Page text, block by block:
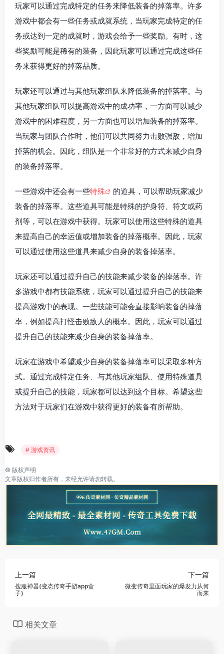
玩家可以通过完成特定的任务来降低装备的掉落率。许多
游戏中都会有一些任务或成就系统，当玩家完成特定的任
务或达到一定的成就时，游戏会给予一些奖励。有时，这
些奖励可能是稀有的装备，因此玩家可以通过完成这些任
务来获得更好的掉落品质。
玩家还可以通过与其他玩家组队来降低装备的掉落率。与
其他玩家组队可以提高游戏中的成功率，一方面可以减少
游戏中的困难程度，另一方面也可以增加装备的掉落率。
当玩家与团队合作时，他们可以共同努力击败强敌，增加
掉落的机会。因此，组队是一个非常好的方式来减少自身
的装备掉落率。
一些游戏中还会有一些特殊
的道具，可以帮助玩家减少
装备的掉落率。这些道具可能是特殊的护身符、符文或药
剂等，可以在游戏中获得。玩家可以使用这些特殊的道具
来提高自己的幸运值或增加装备的掉落概率。因此，玩家
可以通过使用这些道具来减少自身的装备掉落率。
玩家还可以通过提升自己的技能来减少装备的掉落率。许
多游戏中都有技能系统，玩家可以通过提升自己的技能来
提高游戏中的表现。一些技能可能会直接影响装备的掉落
率，例如提高打怪击败敌人的概率。因此，玩家可以通过
提升自己的技能来减少自身的装备掉落率。
玩家在游戏中希望减少自身的装备掉落率可以采取多种方
式。通过完成特定任务、与其他玩家组队、使用特殊道具
或提升自己的技能，玩家都可以达到这个目标。希望这些
方法对于玩家们在游戏中获得更好的装备有所帮助。
# 游戏资讯
© 版权声明
文章版权归作者所有，未经允许请勿转载。
上一篇
搜服神器(变态传奇手游app盒
子)
下一篇
微变传奇里面玩家的爆发力从何
而来
相关文章